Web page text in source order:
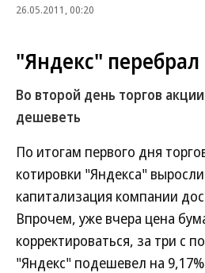
26.05.2011, 00:20
"Яндекс" перебрал
Во второй день торгов
дешеветь
По итогам первого дня
котировки "Яндекса"
капитализация компании
Впрочем, уже вчера цена
корректироваться, за три с
"Яндекс" подешевел на